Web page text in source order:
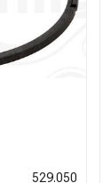
529.050